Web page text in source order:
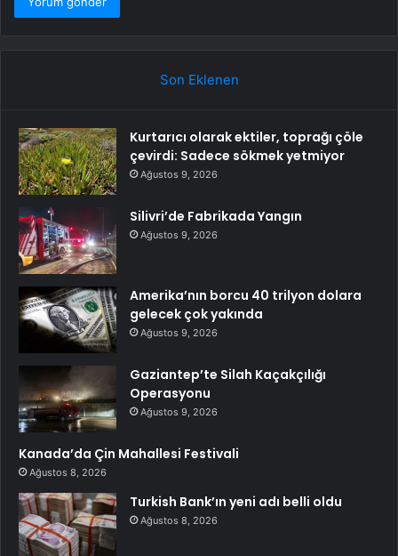
Son Eklenen
Kurtarıcı olarak ektiler, toprağı çöle
çevirdi: Sadece sökmek yetmiyor
Ağustos 9, 2026
Silivri’de Fabrikada Yangın
Ağustos 9, 2026
Amerika’nın borcu 40 trilyon dolara
gelecek çok yakında
Ağustos 9, 2026
Gaziantep’te Silah Kaçakçılığı
Operasyonu
Ağustos 9, 2026
Kanada’da Çin Mahallesi Festivali
Ağustos 8, 2026
Turkish Bank’ın yeni adı belli oldu
Ağustos 8, 2026